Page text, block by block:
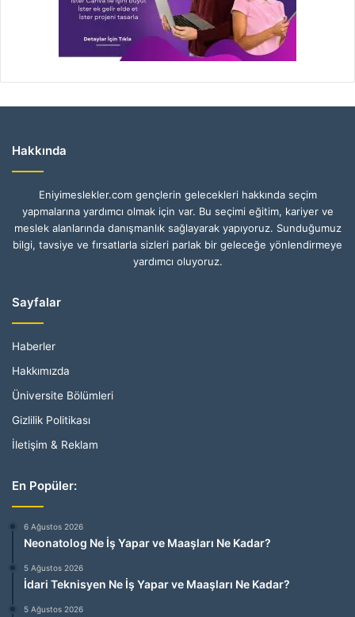
Hakkında
Eniyimeslekler.com gençlerin gelecekleri hakkında seçim
yapmalarına yardımcı olmak için var. Bu seçimi eğitim, kariyer ve
meslek alanlarında danışmanlık sağlayarak yapıyoruz. Sunduğumuz
bilgi, tavsiye ve fırsatlarla sizleri parlak bir geleceğe yönlendirmeye
yardımcı oluyoruz.
Sayfalar
Haberler
Hakkımızda
Üniversite Bölümleri
Gizlilik Politikası
İletişim & Reklam
En Popüler:
6 Ağustos 2026
Neonatolog Ne İş Yapar ve Maaşları Ne Kadar?
5 Ağustos 2026
İdari Teknisyen Ne İş Yapar ve Maaşları Ne Kadar?
5 Ağustos 2026